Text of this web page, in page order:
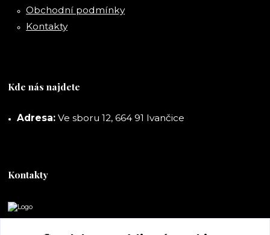
Obchodní podmínky
Kontakty
Kde nás najdete
Adresa: Ve sboru 12, 664 91 Ivančice
Kontakty